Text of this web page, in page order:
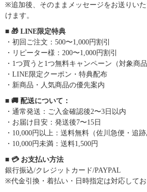
※追加後、そのままメッセージをお送りい
けます。
■ 🎁 LINE限定特典
・初回ご注文：500〜1,000円割引
・リピーター様：200〜1,000円割引
・1つ買うと1つ無料キャンペーン（対象商品
・LINE限定クーポン・特典配布
・新商品・人気商品の優先案内
■ 🚚 配送について：
・通常発送：ご入金確認後2〜3日以内
・お届け目安：発送後7〜15日
・10,000円以上：送料無料（佐川急便・追
・10,000円未満：送料1,500円
■ 💳 お支払い方法
銀行振込/クレジットカード/PAYPAL
※代金引換・着払い・日時指定は対応してお